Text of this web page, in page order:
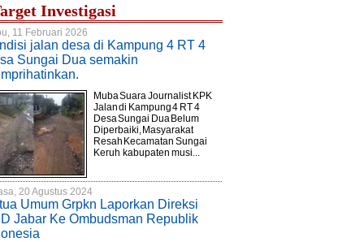
Investigasi
11 Februari 2026
jalan desa di Kampung 4 RT 4
Sungai Dua semakin
Muba Suara Journalist KPK.
Jalan di Kampung 4 RT 4
Desa Sungai Dua Belum
Diperbaiki, Masyarakat
Resah Kecamatan Sungai
Keruh kabupaten musi...
20 Agustus 2024
Umum Grpkn Laporkan Direksi
Jabar Ke Ombudsman Republik